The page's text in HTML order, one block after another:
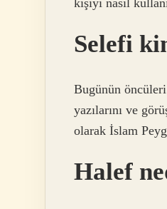
kişiyi nasıl
Selefi
Bugünün
yazılarını ve
olarak İslam
Halef